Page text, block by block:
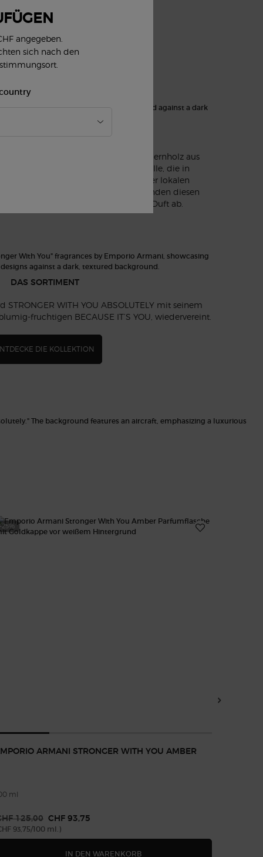
von
Sorgfältig extrahiertes rauchiges Zedernholz aus
Virginia, USA, und betörende Vanille, die in
Madagaskar mit Unterstützung der lokalen
Gemeinschaften geerntet wurde, runden diesen
kraftvollen und berauschenden Duft ab.
DAS SORTIMENT
WITH YOU ABSOLUTELY mit seinem
fruchtigen BECAUSE IT’S YOU, wiedervereint.
DIE KOLLEKTION
WITH YOU PARFUM
-25%
ARMANI STRONGER WITH YOU AMBER
ml
Preis
125,00 Neuer Preis
CHF 93,75
93,75/100 ml.)
IN DEN WARENKORB
angegeben.
sich nach den